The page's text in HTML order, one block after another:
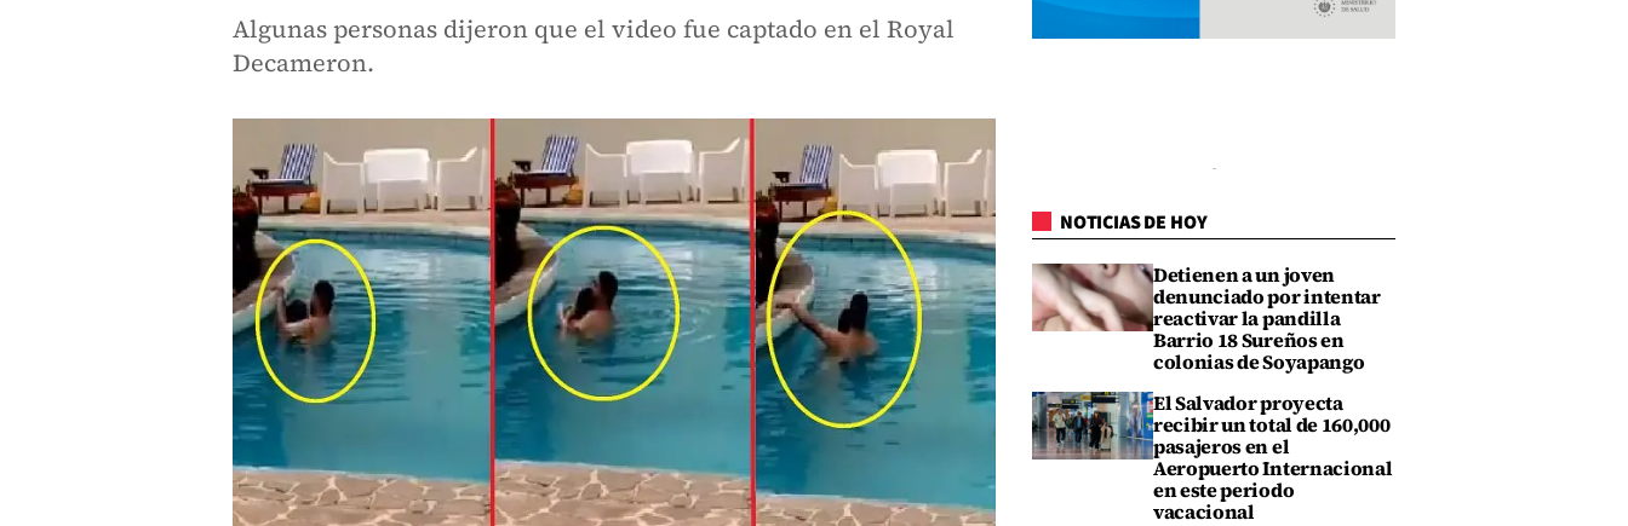
Algunas personas dijeron que el video fue captado en el Royal
Decameron.
NOTICIAS DE HOY
Detienen a un joven
denunciado por intentar
reactivar la pandilla
Barrio 18 Sureños en
colonias de Soyapango
El Salvador proyecta
recibir un total de 160,000
pasajeros en el
Aeropuerto Internacional
en este periodo
vacacional